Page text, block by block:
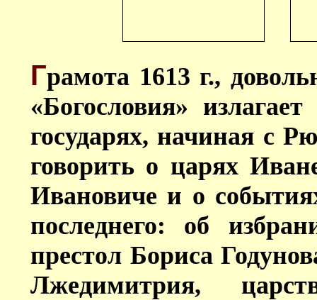
Грамота 1613 г.,
«Богословия»
государях, начиная с
говорить о царях
Ивановиче и о
последнего: об
престол Бориса
Лжедимитрия,